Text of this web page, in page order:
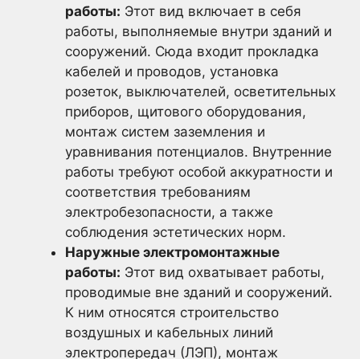
работы: Этот вид включает в себя
работы, выполняемые внутри зданий и
сооружений. Сюда входит прокладка
кабелей и проводов, установка
розеток, выключателей, осветительных
приборов, щитового оборудования,
монтаж систем заземления и
уравнивания потенциалов. Внутренние
работы требуют особой аккуратности и
соответствия требованиям
электробезопасности, а также
соблюдения эстетических норм.
Наружные электромонтажные
работы: Этот вид охватывает работы,
проводимые вне зданий и сооружений.
К ним относятся строительство
воздушных и кабельных линий
электропередач (ЛЭП), монтаж